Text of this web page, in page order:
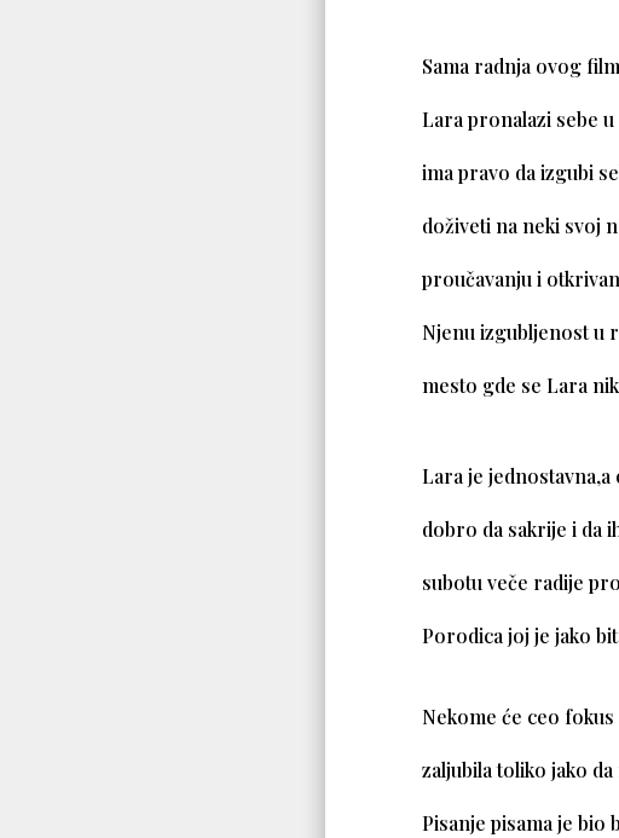
Sama radnja ovog
Lara pronalazi sebe
ima pravo da izgubi
doživeti na neki svoj
proučavanju i
Njenu izgubljenost u
mesto gde se Lara
Lara je jednostavna,a
dobro da sakrije i da
subotu veče radije
Porodica joj je jako
Nekome će ceo fokus
zaljubila toliko jako
Pisanje pisama je